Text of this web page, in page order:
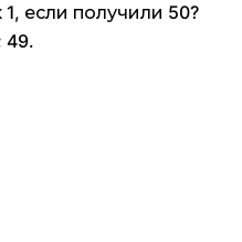
если получили 50?
49.